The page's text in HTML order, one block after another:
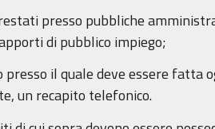
presso pubbliche
di pubblico impiego;
presso il quale deve essere fatta
un recapito telefonico.